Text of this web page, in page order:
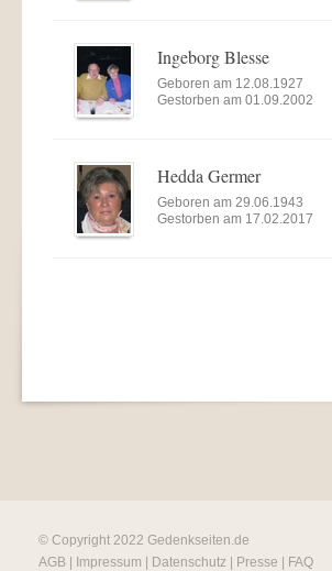
Ingeborg Blesse
Geboren am 12.08.1927
Gestorben am 01.09.2002
Hedda Germer
Geboren am 29.06.1943
Gestorben am 17.02.2017
© Copyright 2022 Gedenkseiten.de
AGB
Impressum Datenschutz Presse FAQ